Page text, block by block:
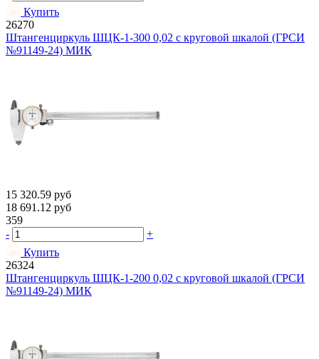
Купить
26270
Штангенциркуль ШЦК-1-300 0,02 с круговой шкалой (ГРСИ
№91149-24) МИК
15 320.59 руб
18 691.12 руб
359
-
+
Купить
26324
Штангенциркуль ШЦК-1-200 0,02 с круговой шкалой (ГРСИ
№91149-24) МИК